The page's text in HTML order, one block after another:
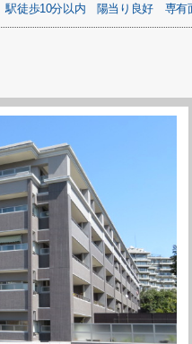
駅徒歩10分以内 陽当り良好 専有